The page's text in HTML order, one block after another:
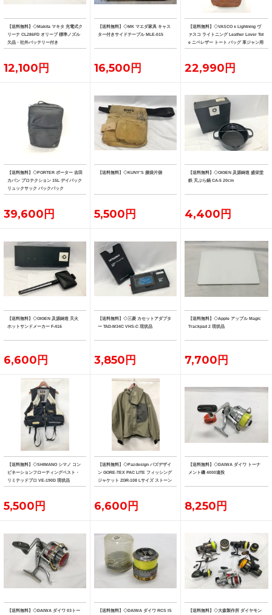
【送料無料】◇Makita マキタ 充電式ク
リーナ CL286FD オリーブ 標準ノズル
欠品・社外バッテリー付き
12,100円
【送料無料】◇MK マエダ家具 キャス
ター付きサイドテーブル MLE-015
16,500円
【送料無料】◇VASCO x Lightning ヴ
ァスコ ライトニング Leather Lover Tot
e ニベレザー トート バッグ 革ジャン用
トート
22,990円
【送料無料】◇PORTER ポーター 吉田
カバン プロテクション 15L デイパック
リュックサック バックパック
39,600円
【送料無料】◇KUNY'S 腰袋片側
5,500円
【送料無料】◇OIGEN 及源鋳造 盛栄堂
鉄 天ぷら鍋 CA-5 20cm
4,400円
【送料無料】◇OIGEN 及源鋳造 天火
ホットサンドメーカー F-416
6,600円
【送料無料】◇三菱 カセットアダプタ
ー TAD-M34C VHS-C 現状品
3,850円
【送料無料】◇Apple アップル Magic
Trackpad 2 現状品
7,700円
【送料無料】◇SHIMANO シマノ コン
ビネーションフローティングベスト・
リミテッドプロ VE-190D 現状品
5,500円
【送料無料】◇Pazdesign パズデザイ
ン GORE-TEX PAC LITE フィッシング
ジャケット ZGR-108 Lサイズ ストーン
系カラー
6,600円
【送料無料】◇DAIWA ダイワ トーナ
メント磯 4000遠投
8,250円
【送料無料】◇DAIWA ダイワ 03トー
【送料無料】◇DAIWA ダイワ RCS IS
【送料無料】◇大森製作所 ダイヤモン